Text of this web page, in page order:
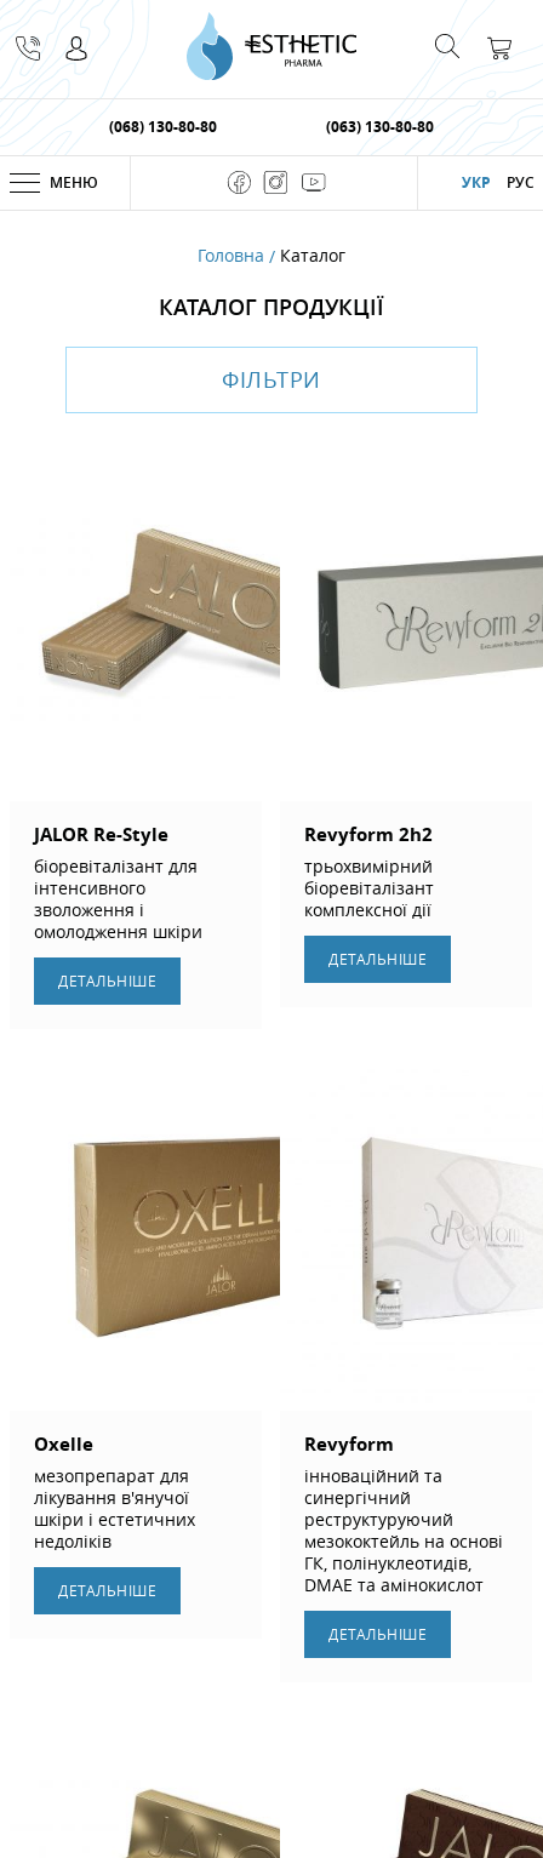
(068) 130-80-80 (063) 130-80-80
УКР РУС
МЕНЮ
Головна Каталог
КАТАЛОГ ПРОДУКЦІЇ
ФІЛЬТРИ
JALOR Re-Style
біоревіталізант для
інтенсивного
зволоження і
омолодження шкіри
ДЕТАЛЬНIШЕ
Revyform 2h2
трьохвимірний
біоревіталізант
комплексної дії
ДЕТАЛЬНIШЕ
Oxelle
мезопрепарат для
лікування в'янучої
шкіри і естетичних
недоліків
ДЕТАЛЬНIШЕ
Revyform
інноваційний та
синергічний
реструктуруючий
мезококтейль на основі
ГК, полінуклеотидів,
DMAE та амінокислот
ДЕТАЛЬНIШЕ